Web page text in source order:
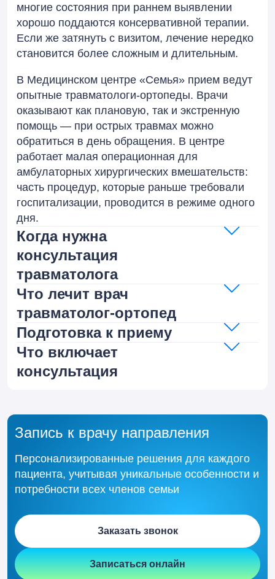
многие состояния при раннем выявлении
хорошо поддаются консервативной терапии.
Если же затянуть с визитом, лечение нередко
становится более сложным и длительным.
В Медицинском центре «Семья» прием ведут
опытные травматологи-ортопеды. Врачи
оказывают как плановую, так и экстренную
помощь — при острых травмах можно
обратиться в день обращения. В центре
работает малая операционная для
амбулаторных хирургических вмешательств:
часть процедур, которые раньше требовали
госпитализации, проводится в режиме одного
дня.
Когда нужна
консультация
травматолога
Что лечит врач
травматолог-ортопед
Подготовка к приему
Что включает
консультация
Запись к врачу направления
Персонализированные решения для каждого
пациента, учитывая уникальные особенности и
потребности всех членов семьи
Заказать звонок
Записаться онлайн